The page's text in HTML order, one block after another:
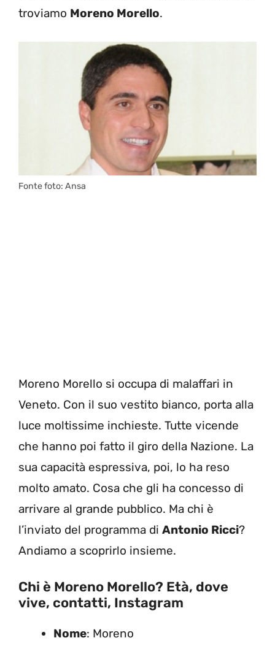
troviamo Moreno Morello.
Fonte foto: Ansa
Moreno Morello si occupa di malaffari in
Veneto. Con il suo vestito bianco, porta alla
luce moltissime inchieste. Tutte vicende
che hanno poi fatto il giro della Nazione. La
sua capacità espressiva, poi, lo ha reso
molto amato. Cosa che gli ha concesso di
arrivare al grande pubblico. Ma chi è
l’inviato del programma di Antonio Ricci?
Andiamo a scoprirlo insieme.
Chi è Moreno Morello? Età, dove
vive, contatti, Instagram
Nome: Moreno